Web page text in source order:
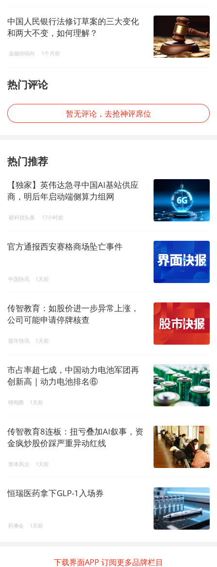
中国人民银行法修订草案的三大变化
和两大不变，如何理解？
金融街动向 1个月前
热门评论
暂无评论，去抢神评席位
热门推荐
【独家】英伟达急寻中国AI基站供应
商，明后年启动端侧算力组网
硬科技头条 17小时前
官方通报西安赛格商场坠亡事件
中国快讯 1天前
传智教育：如股价进一步异常上涨，
公司可能申请停牌核查
股市快讯 1天前
市占率超七成，中国动力电池军团再
创新高 | 动力电池排名⑥
锂电圈 1天前
传智教育8连板：扭亏叠加AI叙事，资
金疯炒股价踩严重异动红线
资本风云 1天前
恒瑞医药拿下GLP-1入场券
药事会 1天前
下载界面APP 订阅更多品牌栏目